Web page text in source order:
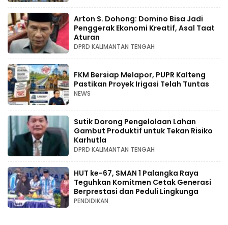
Arton S. Dohong: Domino Bisa Jadi
Penggerak Ekonomi Kreatif, Asal Taat
Aturan
DPRD KALIMANTAN TENGAH
FKM Bersiap Melapor, PUPR Kalteng
Pastikan Proyek Irigasi Telah Tuntas
NEWS
Sutik Dorong Pengelolaan Lahan
Gambut Produktif untuk Tekan Risiko
Karhutla
DPRD KALIMANTAN TENGAH
HUT ke-67, SMAN 1 Palangka Raya
Teguhkan Komitmen Cetak Generasi
Berprestasi dan Peduli Lingkunga
PENDIDIKAN